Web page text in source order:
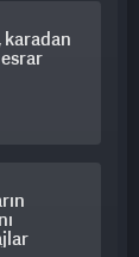
karadan